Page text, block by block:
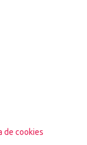
de cookies